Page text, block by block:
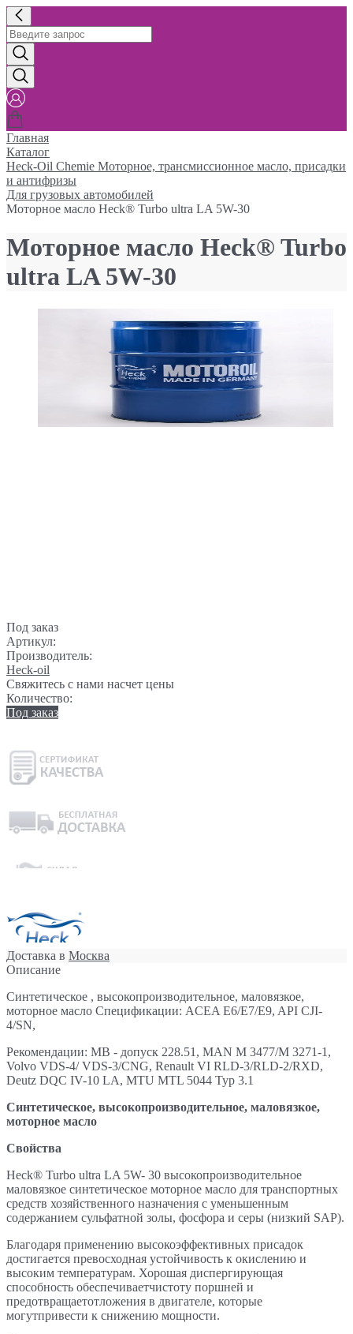
Главная
Каталог
Heck-Oil Chemie Моторное, трансмиссионное масло, присадки
и антифризы
Для грузовых автомобилей
Моторное масло Heck® Turbo ultra LA 5W-30
Моторное масло Heck® Turbo
ultra LA 5W-30
Под заказ
Артикул:
Производитель:
Heck-oil
Свяжитесь с нами насчет цены
Количество:
Под заказ
Доставка в Москва
Описание
Синтетическое , высокопроизводительное, маловязкое,
моторное масло Спецификации: ACEA E6/E7/E9, API CJI-
4/SN,
Рекомендации: MB - допуск 228.51, MAN M 3477/M 3271-1,
Volvo VDS-4/ VDS-3/CNG, Renault VI RLD-3/RLD-2/RXD,
Deutz DQC IV-10 LA, MTU MTL 5044 Typ 3.1
Синтетическое, высокопроизводительное, маловязкое,
моторное масло
Свойства
Heck® Turbo ultra LA 5W- 30 высокопроизводительное
маловязкое синтетическое моторное масло для транспортных
средств хозяйственного назначения с уменьшенным
содержанием сульфатной золы, фосфора и серы (низкий SAP).
Благодаря применению высокоэффективных присадок
достигается превосходная устойчивость к окислению и
высоким температурам. Хорошая диспергирующая
способность обеспечиваетчистоту поршней и
предотвращаетотложения в двигателе, которые
могутпривести к снижению мощности.